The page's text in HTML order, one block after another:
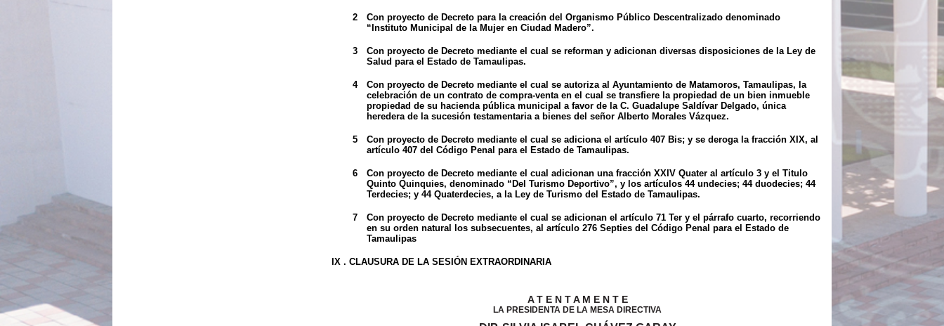
2
Con proyecto de Decreto para la creación del Organismo Público Descentralizado denominado
“Instituto Municipal de la Mujer en Ciudad Madero”.
3
Con proyecto de Decreto mediante el cual se reforman y adicionan diversas disposiciones de la Ley de
Salud para el Estado de Tamaulipas.
4
Con proyecto de Decreto mediante el cual se autoriza al Ayuntamiento de Matamoros, Tamaulipas, la
celebración de un contrato de compra-venta en el cual se transfiere la propiedad de un bien inmueble
propiedad de su hacienda pública municipal a favor de la C. Guadalupe Saldívar Delgado, única
heredera de la sucesión testamentaria a bienes del señor Alberto Morales Vázquez.
5
Con proyecto de Decreto mediante el cual se adiciona el artículo 407 Bis; y se deroga la fracción XIX, al
artículo 407 del Código Penal para el Estado de Tamaulipas.
6
Con proyecto de Decreto mediante el cual adicionan una fracción XXIV Quater al artículo 3 y el Titulo
Quinto Quinquies, denominado “Del Turismo Deportivo”, y los artículos 44 undecies; 44 duodecies; 44
Terdecies; y 44 Quaterdecies, a la Ley de Turismo del Estado de Tamaulipas.
7
Con proyecto de Decreto mediante el cual se adicionan el artículo 71 Ter y el párrafo cuarto, recorriendo
en su orden natural los subsecuentes, al artículo 276 Septies del Código Penal para el Estado de
Tamaulipas
IX . CLAUSURA DE LA SESIÓN EXTRAORDINARIA
A T E N T A M E N T E
LA PRESIDENTA DE LA MESA DIRECTIVA